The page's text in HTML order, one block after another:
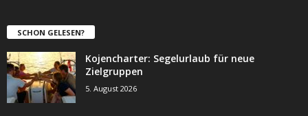
SCHON GELESEN?
Kojencharter: Segelurlaub für neue
Zielgruppen
5. August 2026